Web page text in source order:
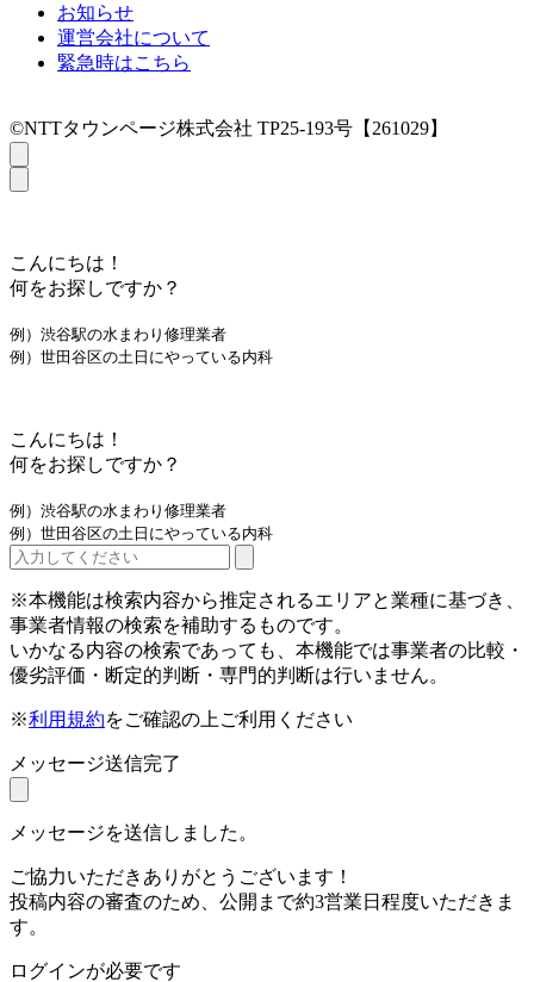
お知らせ
運営会社について
緊急時はこちら
©NTTタウンページ株式会社 TP25-193号【261029】
こんにちは！
何をお探しですか？
例）渋谷駅の水まわり修理業者
例）世田谷区の土日にやっている内科
こんにちは！
何をお探しですか？
例）渋谷駅の水まわり修理業者
例）世田谷区の土日にやっている内科
※本機能は検索内容から推定されるエリアと業種に基づき、
事業者情報の検索を補助するものです。
いかなる内容の検索であっても、本機能では事業者の比較・
優劣評価・断定的判断・専門的判断は行いません。
※利用規約をご確認の上ご利用ください
メッセージ送信完了
メッセージを送信しました。
ご協力いただきありがとうございます！
投稿内容の審査のため、公開まで約3営業日程度いただきま
す。
ログインが必要です